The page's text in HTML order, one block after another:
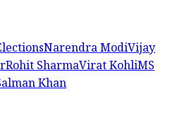
Narendra ModiVijay
Rohit SharmaVirat KohliMS
Khan